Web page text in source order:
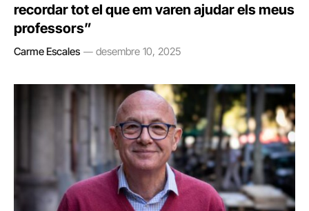
recordar tot el que em varen ajudar els meus
professors”
Carme Escales desembre 10, 2025